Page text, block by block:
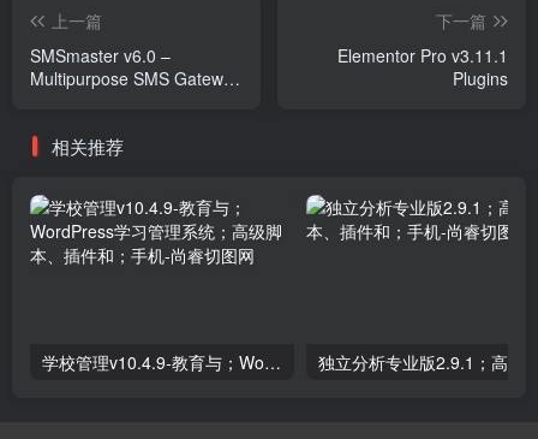
上一篇
SMSmaster v6.0 –
Multipurpose SMS Gateway
下一篇
Elementor Pro v3.11.1
Plugins
相关推荐
学校管理v10.4.9-教育与；WordPress学习管理系统；高级脚本、插件和；手机